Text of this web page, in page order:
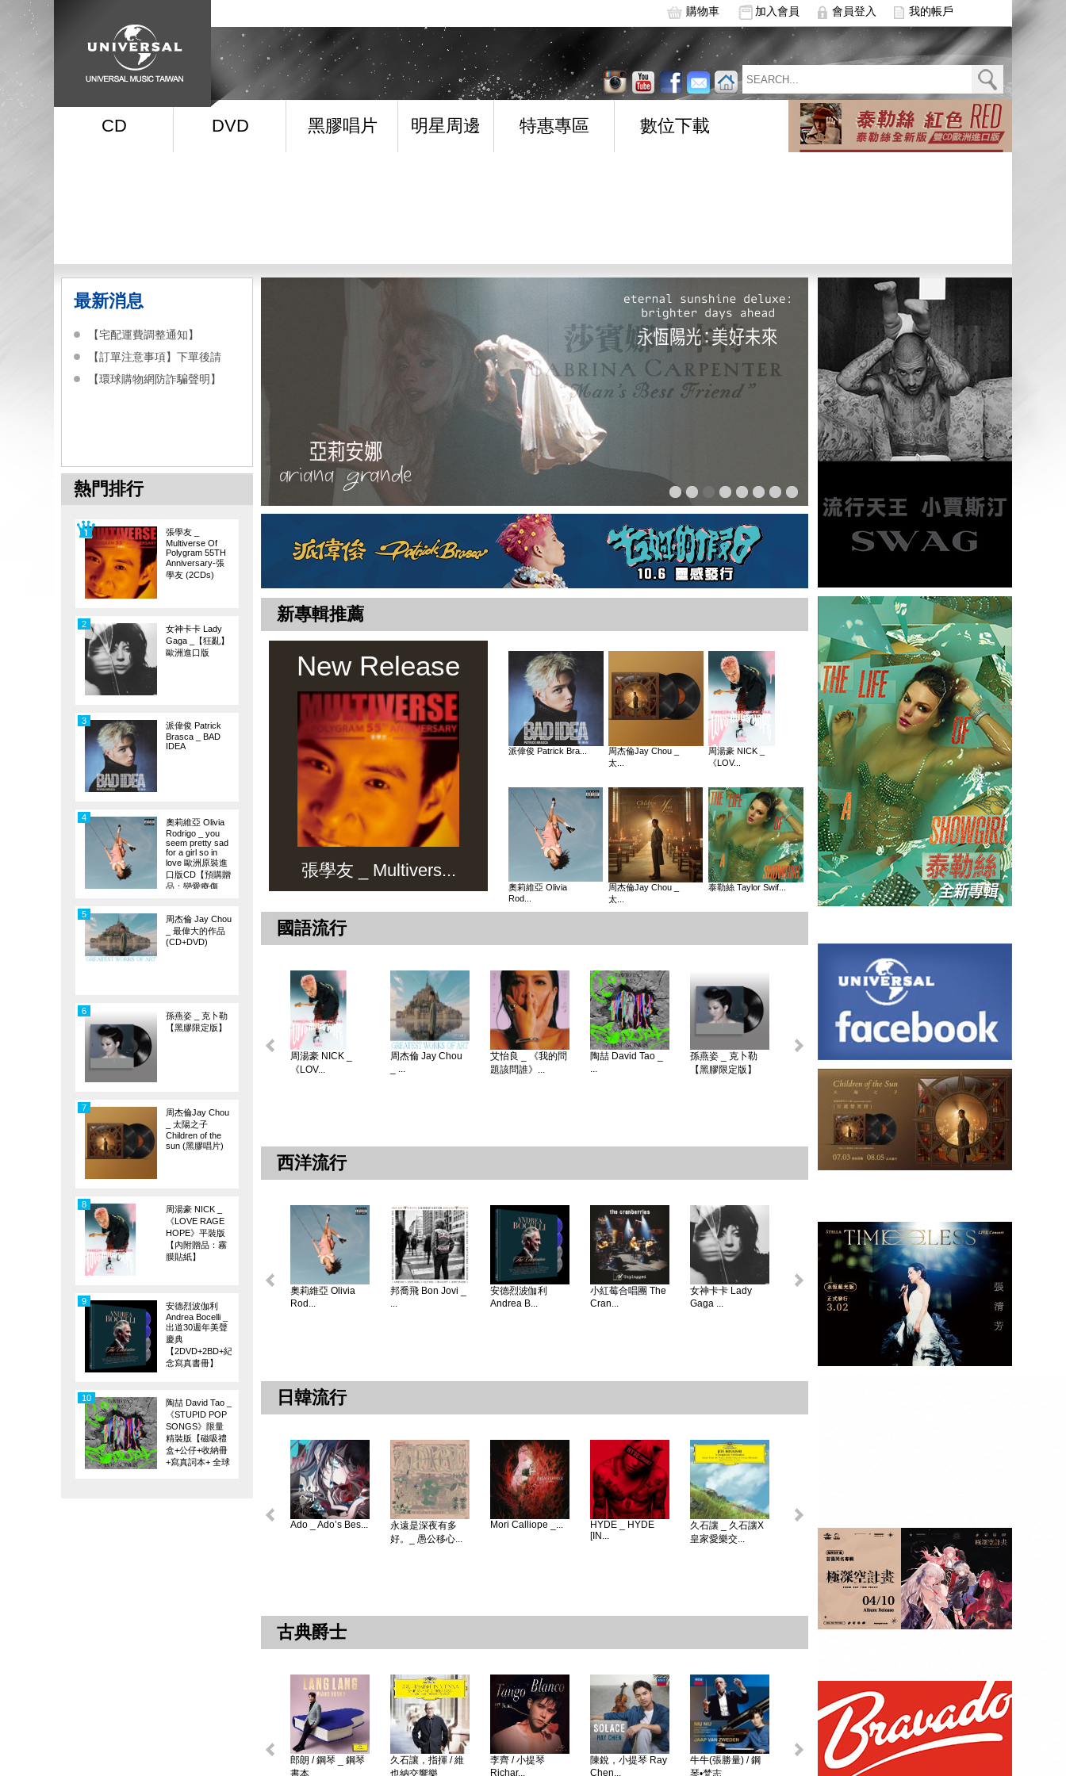
購物車 加入會員 會員登入 我的帳戶
CD DVD 黑膠唱片 明星周邊 特惠專區 數位下載
最新消息
【宅配運費調整通知】
【訂單注意事項】下單後請
【環球購物網防詐騙聲明】
熱門排行
張學友 _
Multiverse Of
Polygram 55TH
Anniversary-張
學友 (2CDs)
女神卡卡 Lady
Gaga _【狂亂】
歐洲進口版
2
派偉俊 Patrick
Brasca _ BAD
IDEA
3
奧莉維亞 Olivia
Rodrigo _ you
seem pretty sad
for a girl so in
love 歐洲原裝進
口版CD【預購贈
品：戀愛療傷
4
周杰倫 Jay Chou
_ 最偉大的作品
(CD+DVD)
5
孫燕姿 _ 克卜勒
【黑膠限定版】
6
周杰倫Jay Chou
_ 太陽之子
Children of the
sun (黑膠唱片)
7
周湯豪 NICK _
《LOVE RAGE
HOPE》平裝版
【內附贈品：霧
膜貼紙】
8
安德烈波伽利
Andrea Bocelli _
出道30週年美聲
慶典
【2DVD+2BD+紀
念寫真書冊】
9
陶喆 David Tao _
《STUPID POP
SONGS》限量
精裝版【磁吸禮
盒+公仔+收納冊
+寫真詞本+ 全球
10
新專輯推薦
New Release
張學友 _ Multivers...
派偉俊 Patrick Bra...
周杰倫Jay Chou _
太...
周湯豪 NICK _
《LOV...
奧莉維亞 Olivia
Rod...
周杰倫Jay Chou _
太...
泰勒絲 Taylor Swif...
國語流行
周湯豪 NICK _
《LOV...
周杰倫 Jay Chou
_ ...
艾怡良 _ 《我的問
題該問誰》...
陶喆 David Tao _
...
孫燕姿 _ 克卜勒
【黑膠限定版】
西洋流行
奧莉維亞 Olivia
Rod...
邦喬飛 Bon Jovi _
...
安德烈波伽利
Andrea B...
小紅莓合唱團 The
Cran...
女神卡卡 Lady
Gaga ...
怪奇比莉 BILLIE
蘿兒 Lorde _ 聖女
莎賓娜卡本特
Sabrina ...
日韓流行
Ado _ Ado’s Bes...
永遠是深夜有多
好。_ 愚公移心...
Mori Calliope _...
HYDE _ HYDE
[IN...
久石讓 _ 久石讓X
皇家愛樂交...
初音未來 _
MAGICAL ...
贈品：SPECIAL
BOOK+視覺貼紙
10張SET+特典影
古典爵士
郎朗 / 鋼琴 _ 鋼琴
書本 ...
久石讓，指揮 / 維
也納交響樂...
李齊 / 小提琴
Richar...
陳銳，小提琴 Ray
Chen...
牛牛(張勝量) / 鋼
琴•梵志...
戴安娜‧克瑞兒
環球DG古典音樂